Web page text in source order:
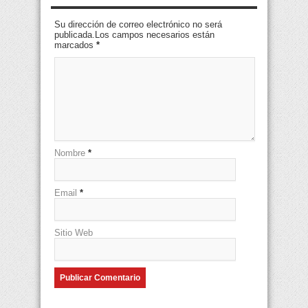
Su dirección de correo electrónico no será
publicada.Los campos necesarios están
marcados *
Nombre *
Email *
Sitio Web